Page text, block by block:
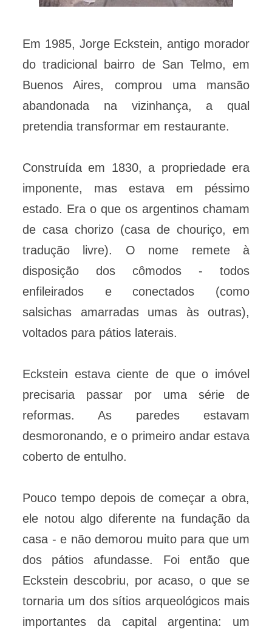
Em 1985, Jorge Eckstein, antigo morador
do tradicional bairro de San Telmo, em
Buenos Aires, comprou uma mansão
abandonada na vizinhança, a qual
pretendia transformar em restaurante.
Construída em 1830, a propriedade era
imponente, mas estava em péssimo
estado. Era o que os argentinos chamam
de casa chorizo (casa de chouriço, em
tradução livre). O nome remete à
disposição dos cômodos - todos
enfileirados e conectados (como
salsichas amarradas umas às outras),
voltados para pátios laterais.
Eckstein estava ciente de que o imóvel
precisaria passar por uma série de
reformas. As paredes estavam
desmoronando, e o primeiro andar estava
coberto de entulho.
Pouco tempo depois de começar a obra,
ele notou algo diferente na fundação da
casa - e não demorou muito para que um
dos pátios afundasse. Foi então que
Eckstein descobriu, por acaso, o que se
tornaria um dos sítios arqueológicos mais
importantes da capital argentina: um